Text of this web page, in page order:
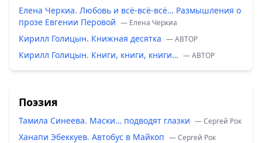
Елена Черкиа. Любовь и всё-всё-всё… Размышления о
прозе Евгении Перовой — Елена Черкиа
Кирилл Голицын. Книжная десятка — ABTOP
Кирилл Голицын. Книги, книги, книги… — ABTOP
Поэзия
Тамила Синеева. Маски… подводят глазки — Сергей Рок
Ханапи Эбеккуев. Автобус в Майкоп — Сергей Рок